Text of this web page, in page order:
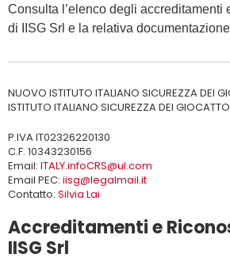
Consulta l’elenco degli accreditamenti
di IISG Srl e la relativa
NUOVO ISTITUTO ITALIANO SICUREZZA DEI
ISTITUTO ITALIANO SICUREZZA DEI
P.IVA IT02326220130
C.F. 10343230156
Email: ITALY.infoCRS@ul.com
Email PEC: iisg@legalmail.it
Contatto: Silvia Lai
Accreditamenti e
IISG Srl